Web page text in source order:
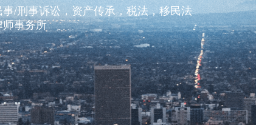
/刑事诉讼，资产传承，税法，移民法
事务所